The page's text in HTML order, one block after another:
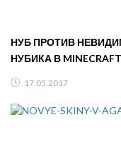
НУБ ПРОТИВ
НУБИКА В
17.05.2017